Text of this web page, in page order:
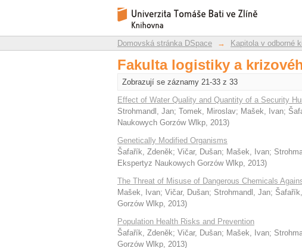
Nedávno přidané
Repozitář DSpace/Manakin
Domovská stránka DSpace → Kapitola v odborné
Fakulta logistiky a
Zobrazují se záznamy 21-33 z 33
Effect of Water Quality and Quantity of a Security
Strohmandl, Jan; Tomek, Miroslav; Mašek, Ivan;
Naukowych Gorzów Wlkp, 2013)
Genetically Modified Organisms
Šafařík, Zdeněk; Vičar, Dušan; Mašek, Ivan;
Ekspertyz Naukowych Gorzów Wlkp, 2013)
The Threat of Misuse of Dangerous Chemicals
Mašek, Ivan; Vičar, Dušan; Strohmandl, Jan;
Gorzów Wlkp, 2013)
Population Health Risks and Prevention
Šafařík, Zdeněk; Vičar, Dušan; Mašek, Ivan;
Gorzów Wlkp, 2013)